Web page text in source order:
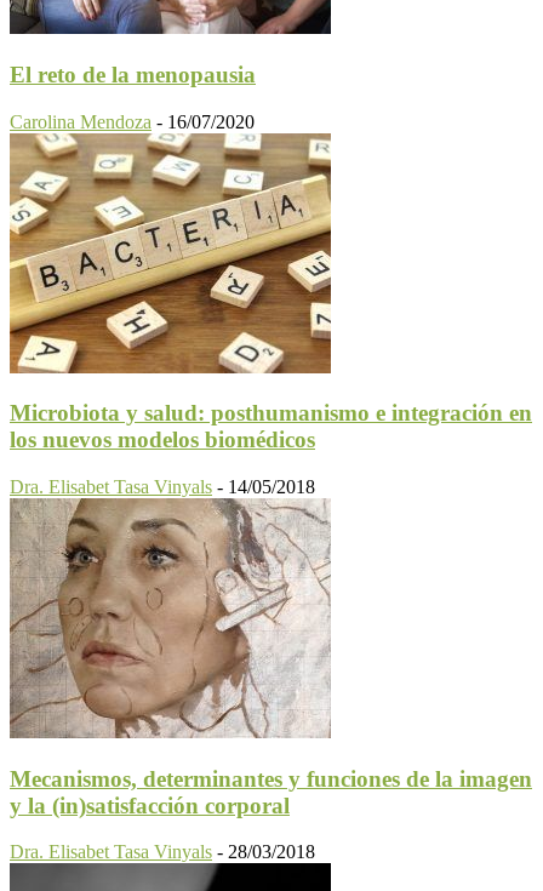
El reto de la menopausia
Carolina Mendoza - 16/07/2020
Microbiota y salud: posthumanismo e integración en
los nuevos modelos biomédicos
Dra. Elisabet Tasa Vinyals - 14/05/2018
Mecanismos, determinantes y funciones de la imagen
y la (in)satisfacción corporal
Dra. Elisabet Tasa Vinyals - 28/03/2018